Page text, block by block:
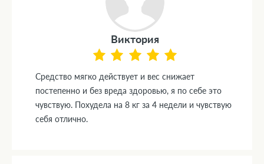
Виктория
Средство мягко действует и вес снижает
постепенно и без вреда здоровью, я по себе это
чувствую. Похудела на 8 кг за 4 недели и чувствую
себя отлично.